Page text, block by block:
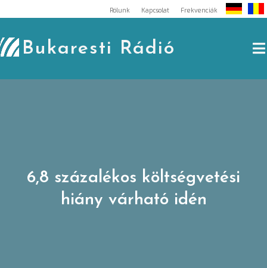
to
content
Rólunk Kapcsolat Frekvenciák
Bukaresti Rádió
6,8 százalékos költségvetési
hiány várható idén